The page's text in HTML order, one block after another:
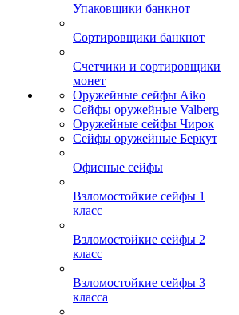
Упаковщики банкнот
Сортировщики банкнот
Счетчики и сортировщики
монет
Оружейные сейфы Aiko
Сейфы оружейные Valberg
Оружейные сейфы Чирок
Сейфы оружейные Беркут
Офисные сейфы
Взломостойкие сейфы 1
класс
Взломостойкие сейфы 2
класс
Взломостойкие сейфы 3
класса